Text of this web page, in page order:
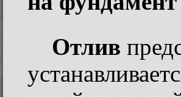
Отлив